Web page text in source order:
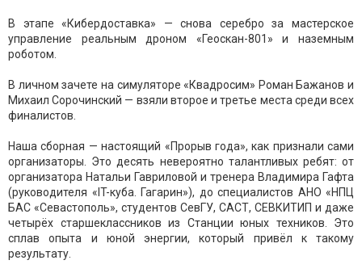
В этапе «Кибердоставка» — снова серебро за мастерское
управление реальным дроном «Геоскан-801» и наземным
роботом.
В личном зачете на симуляторе «Квадросим» Роман Бажанов и
Михаил Сорочинский — взяли второе и третье места среди всех
финалистов.
Наша сборная — настоящий «Прорыв года», как признали сами
организаторы. Это десять невероятно талантливых ребят: от
организатора Натальи Гавриловой и тренера Владимира Гафта
(руководителя «IT-куба. Гагарин»), до специалистов АНО «НПЦ
БАС «Севастополь», студентов СевГУ, САСТ, СЕВКИТИП и даже
четырёх старшеклассников из Станции юных техников. Это
сплав опыта и юной энергии, который привёл к такому
результату.